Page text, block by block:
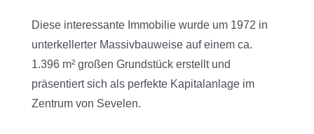
Diese interessante Immobilie wurde um 1972 in
unterkellerter Massivbauweise auf einem ca.
1.396 m² großen Grundstück erstellt und
präsentiert sich als perfekte Kapitalanlage im
Zentrum von Sevelen.